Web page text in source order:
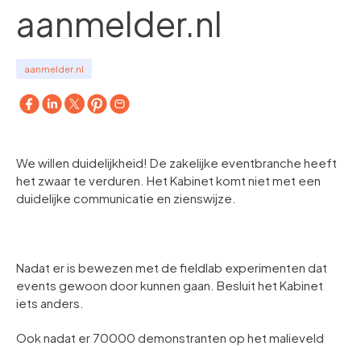
aanmelder.nl
aanmelder.nl
We willen duidelijkheid! De zakelijke eventbranche heeft
het zwaar te verduren. Het Kabinet komt niet met een
duidelijke communicatie en zienswijze.
Nadat er is bewezen met de fieldlab experimenten dat
events gewoon door kunnen gaan. Besluit het Kabinet
iets anders.
Ook nadat er 70000 demonstranten op het malieveld